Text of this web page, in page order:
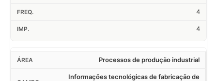
4
4
Processos de produção industrial
Informações tecnológicas de fabricação de